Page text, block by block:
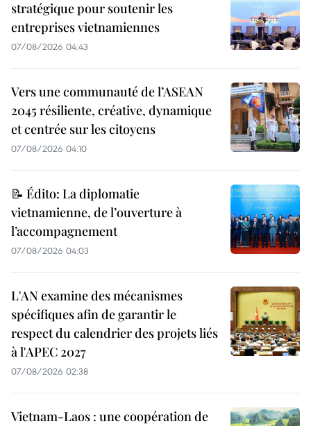
stratégique pour soutenir les
entreprises vietnamiennes
07/08/2026 04:43
Vers une communauté de l’ASEAN
2045 résiliente, créative, dynamique
et centrée sur les citoyens
07/08/2026 04:10
📝 Édito: La diplomatie
vietnamienne, de l’ouverture à
l’accompagnement
07/08/2026 04:03
L'AN examine des mécanismes
spécifiques afin de garantir le
respect du calendrier des projets liés
à l'APEC 2027
07/08/2026 02:38
Vietnam-Laos : une coopération de